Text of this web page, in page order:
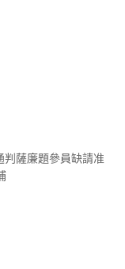
薩廉題參員缺請准